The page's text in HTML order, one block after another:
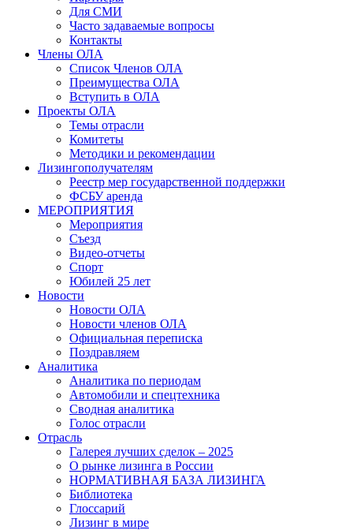
Для СМИ
Часто задаваемые вопросы
Контакты
Члены ОЛА
Список Членов ОЛА
Преимущества ОЛА
Вступить в ОЛА
Проекты ОЛА
Темы отрасли
Комитеты
Методики и рекомендации
Лизингополучателям
Реестр мер государственной поддержки
ФСБУ аренда
МЕРОПРИЯТИЯ
Мероприятия
Съезд
Видео-отчеты
Спорт
Юбилей 25 лет
Новости
Новости ОЛА
Новости членов ОЛА
Официальная переписка
Поздравляем
Аналитика
Аналитика по периодам
Автомобили и спецтехника
Сводная аналитика
Голос отрасли
Отрасль
Галерея лучших сделок – 2025
О рынке лизинга в России
НОРМАТИВНАЯ БАЗА ЛИЗИНГА
Библиотека
Глоссарий
Лизинг в мире